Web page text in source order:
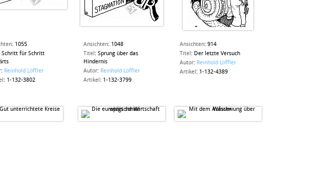
: 1055
Schritt für Schritt
: Reinhold Löffler
: 1-132-3802
Ansichten: 1048
Titel : Sprung über das
Hindernis
Autor: Reinhold Löffler
Artikel : 1-132-3799
Ansichten: 914
Titel : Der letzte Versuch
Autor: Reinhold Löffler
Artikel : 1-132-4389